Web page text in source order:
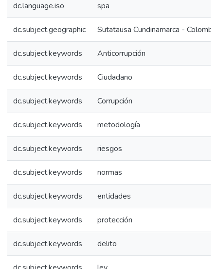
dc.language.iso spa
dc.subject.geographic Sutatausa Cundinamarca - Colombia
dc.subject.keywords Anticorrupción
dc.subject.keywords Ciudadano
dc.subject.keywords Corrupción
dc.subject.keywords metodología
dc.subject.keywords riesgos
dc.subject.keywords normas
dc.subject.keywords entidades
dc.subject.keywords protección
dc.subject.keywords delito